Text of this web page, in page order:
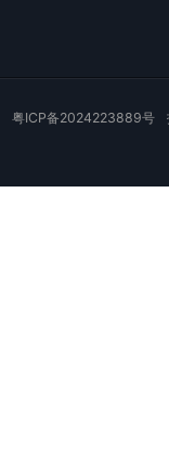
粤ICP备2024223889号